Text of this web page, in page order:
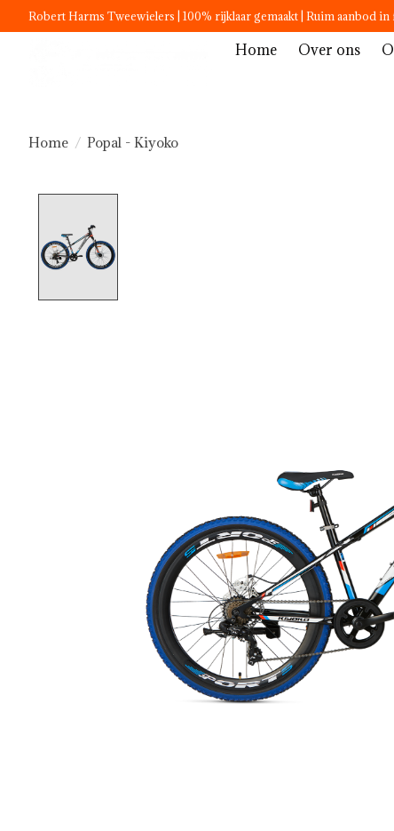
Robert Harms Tweewielers | 100% rijklaar gemaakt | Ruim aanbod in
Home Over ons
Home / Popal - Kiyoko